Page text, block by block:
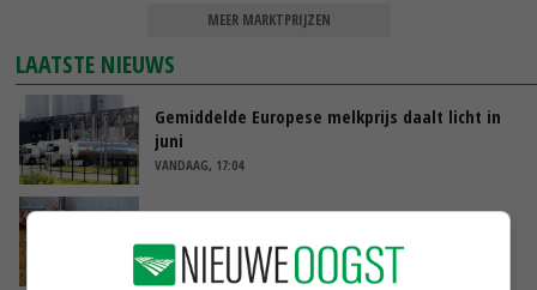
MEER MARKTPRIJZEN
LAATSTE NIEUWS
Gemiddelde Europese melkprijs daalt licht in
juni
VANDAAG, 17:04
Frans onderzoekcentrum bestrijkt hele
varkensvleesketen
VANDAAG, 15:29